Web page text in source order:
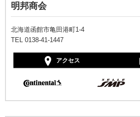
明邦商会
北海道函館市亀田港町1-4
TEL 0138-41-1447
アクセス